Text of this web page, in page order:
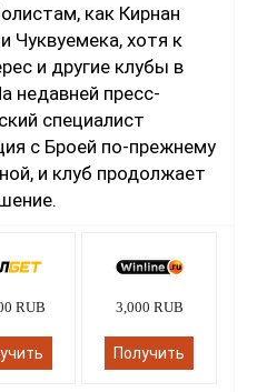
как Кирнан
Чуквуемека, хотя к
и другие клубы в
недавней пресс-
специалист
с Броей по-прежнему
и клуб продолжает
RUB 3,000 RUB
Получить